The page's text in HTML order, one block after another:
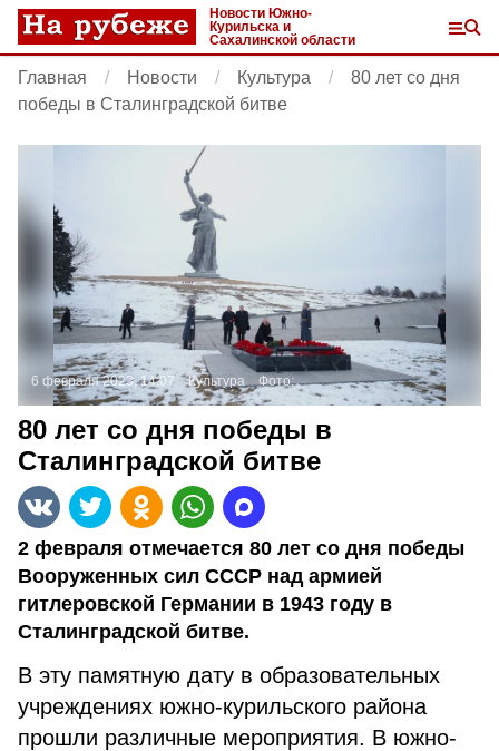
Новости Южно-
Курильска и
Сахалинской области
Главная Новости Культура
80 лет со дня
победы в Сталинградской битве
6 февраля 2023, 14:07 Культура Фото:
80 лет со дня победы в
Сталинградской битве
2 февраля отмечается 80 лет со дня победы
Вооруженных сил СССР над армией
гитлеровской Германии в 1943 году в
Сталинградской битве.
В эту памятную дату в образовательных
учреждениях южно-курильского района
прошли различные мероприятия. В южно-